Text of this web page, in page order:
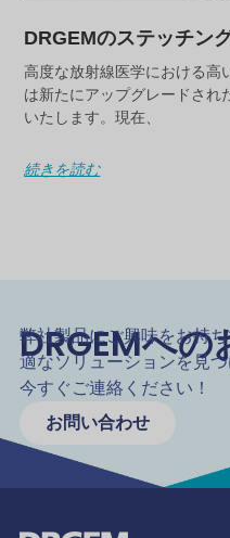
DRGEMのステッチン
高度な放射線医学における高
は新たにアップグレードされ
いたします。現在、
続きを読む
DRGEMへ
弊社製品にご興味をお持
適なソリューションを見
今すぐご連絡ください！
お問い合わせ